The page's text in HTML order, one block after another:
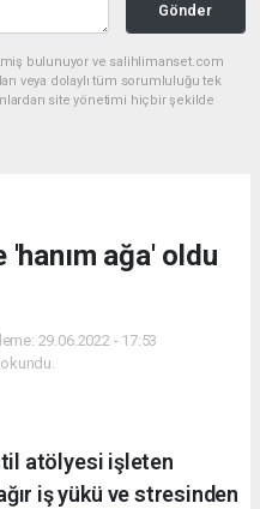
Gönder
bulunuyor ve salihlimanset.com
veya dolaylı tüm sorumluluğu tek
site yönetimi hiçbir şekilde
ağa' oldu
29.06.2022 - 17:53
atölyesi işleten
iş yükü ve stresinden